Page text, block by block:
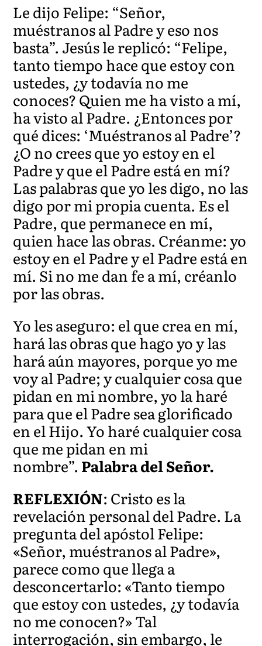
Le dijo Felipe: “Señor,
muéstranos al Padre y eso nos
basta”. Jesús le replicó: “Felipe,
tanto tiempo hace que estoy con
ustedes, ¿y todavía no me
conoces? Quien me ha visto a mí,
ha visto al Padre. ¿Entonces por
qué dices: ‘Muéstranos al Padre’?
¿O no crees que yo estoy en el
Padre y que el Padre está en mí?
Las palabras que yo les digo, no las
digo por mi propia cuenta. Es el
Padre, que permanece en mí,
quien hace las obras. Créanme: yo
estoy en el Padre y el Padre está en
mí. Si no me dan fe a mí, créanlo
por las obras.
Yo les aseguro: el que crea en mí,
hará las obras que hago yo y las
hará aún mayores, porque yo me
voy al Padre; y cualquier cosa que
pidan en mi nombre, yo la haré
para que el Padre sea glorificado
en el Hijo. Yo haré cualquier cosa
que me pidan en mi
nombre”. Palabra del Señor.
REFLEXIÓN: Cristo es la
revelación personal del Padre. La
pregunta del apóstol Felipe:
«Señor, muéstranos al Padre»,
parece como que llega a
desconcertarlo: «Tanto tiempo
que estoy con ustedes, ¿y todavía
no me conocen?» Tal
interrogación, sin embargo, le